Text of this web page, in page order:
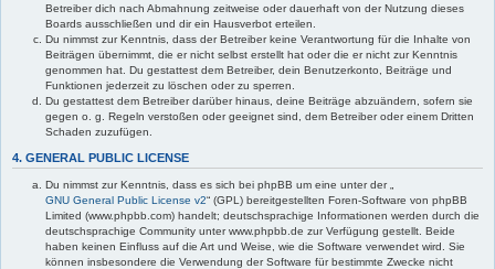
Betreiber dich nach Abmahnung zeitweise oder dauerhaft von der Nutzung dieses
Boards ausschließen und dir ein Hausverbot erteilen.
Du nimmst zur Kenntnis, dass der Betreiber keine Verantwortung für die Inhalte von
Beiträgen übernimmt, die er nicht selbst erstellt hat oder die er nicht zur Kenntnis
genommen hat. Du gestattest dem Betreiber, dein Benutzerkonto, Beiträge und
Funktionen jederzeit zu löschen oder zu sperren.
Du gestattest dem Betreiber darüber hinaus, deine Beiträge abzuändern, sofern sie
gegen o. g. Regeln verstoßen oder geeignet sind, dem Betreiber oder einem Dritten
Schaden zuzufügen.
4. GENERAL PUBLIC LICENSE
Du nimmst zur Kenntnis, dass es sich bei phpBB um eine unter der „
GNU General Public License v2“ (GPL) bereitgestellten Foren-Software von phpBB
Limited (www.phpbb.com) handelt; deutschsprachige Informationen werden durch die
deutschsprachige Community unter www.phpbb.de zur Verfügung gestellt. Beide
haben keinen Einfluss auf die Art und Weise, wie die Software verwendet wird. Sie
können insbesondere die Verwendung der Software für bestimmte Zwecke nicht